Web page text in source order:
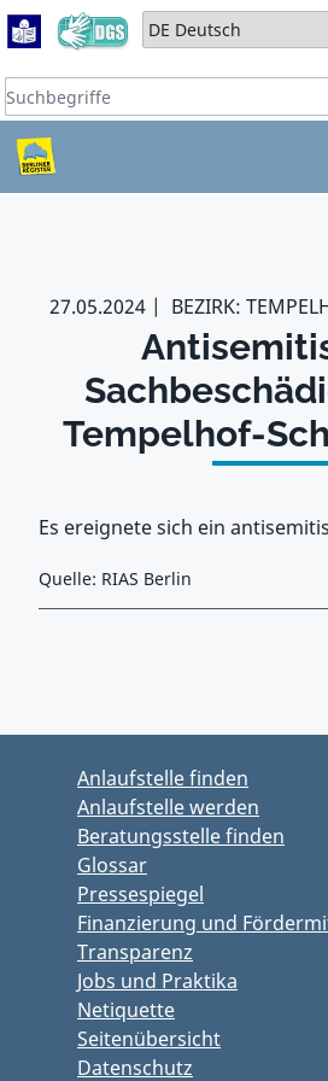
Zum Hauptbereich springen
Zum Hauptmenü springen
Sprache auswählen:
Suchbegriffe:
27.05.2024 BEZIRK:
Tempelhof-
Es ereignete sich ein
Quelle: RIAS Berlin
Anlaufstelle finden
Anlaufstelle werden
Beratungsstelle finden
Glossar
Pressespiegel
Finanzierung und
Transparenz
Jobs und Praktika
Netiquette
Seitenübersicht
Datenschutz